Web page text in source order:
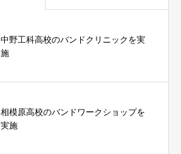
中野工科高校のバンドクリニックを実
施
相模原高校のバンドワークショップを
実施